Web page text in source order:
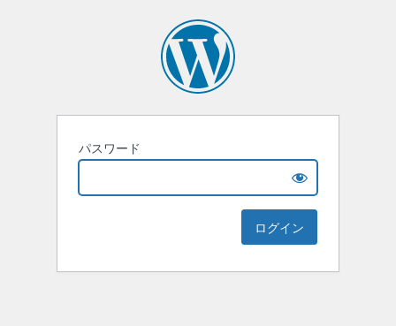
パスワード